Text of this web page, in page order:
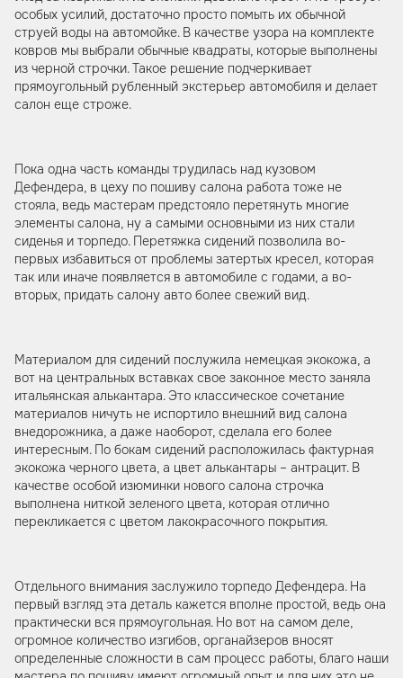
особых усилий, достаточно просто помыть их обычной
струей воды на автомойке. В качестве узора на комплекте
ковров мы выбрали обычные квадраты, которые выполнены
из черной строчки. Такое решение подчеркивает
прямоугольный рубленный экстерьер автомобиля и делает
салон еще строже.
Пока одна часть команды трудилась над кузовом
Дефендера, в цеху по пошиву салона работа тоже не
стояла, ведь мастерам предстояло перетянуть многие
элементы салона, ну а самыми основными из них стали
сиденья и торпедо. Перетяжка сидений позволила во-
первых избавиться от проблемы затертых кресел, которая
так или иначе появляется в автомобиле с годами, а во-
вторых, придать салону авто более свежий вид.
Материалом для сидений послужила немецкая экокожа, а
вот на центральных вставках свое законное место заняла
итальянская алькантара. Это классическое сочетание
материалов ничуть не испортило внешний вид салона
внедорожника, а даже наоборот, сделала его более
интересным. По бокам сидений расположилась фактурная
экокожа черного цвета, а цвет алькантары – антрацит. В
качестве особой изюминки нового салона строчка
выполнена ниткой зеленого цвета, которая отлично
перекликается с цветом лакокрасочного покрытия.
Отдельного внимания заслужило торпедо Дефендера. На
первый взгляд эта деталь кажется вполне простой, ведь она
практически вся прямоугольная. Но вот на самом деле,
огромное количество изгибов, органайзеров вносят
определенные сложности в сам процесс работы, благо наши